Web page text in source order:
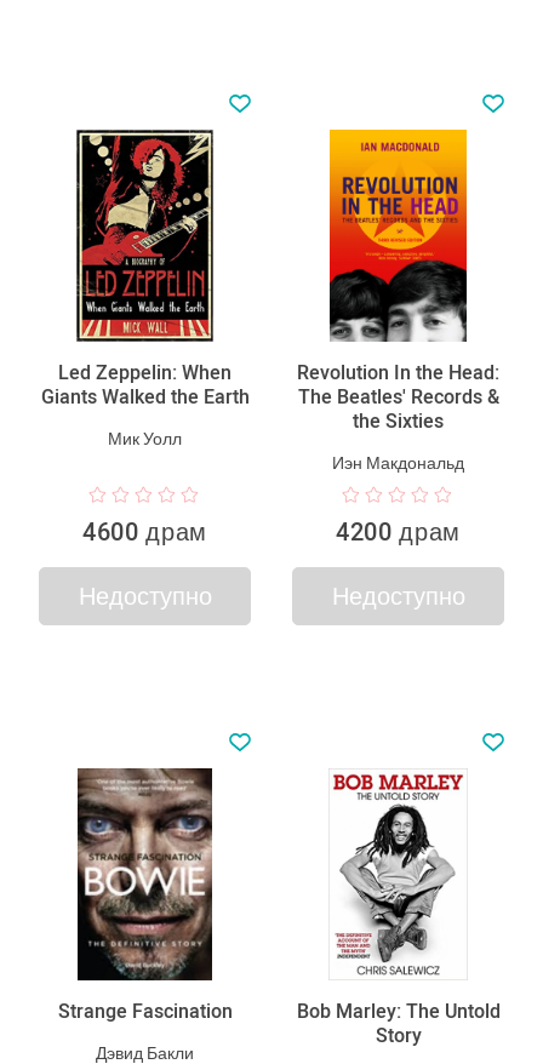
Led Zeppelin: When
Giants Walked the Earth
Мик Уолл
4600 драм
Недоступно
Revolution In the Head:
The Beatles' Records &
the Sixties
Иэн Макдональд
4200 драм
Недоступно
Strange Fascination
Дэвид Бакли
Bob Marley: The Untold
Story